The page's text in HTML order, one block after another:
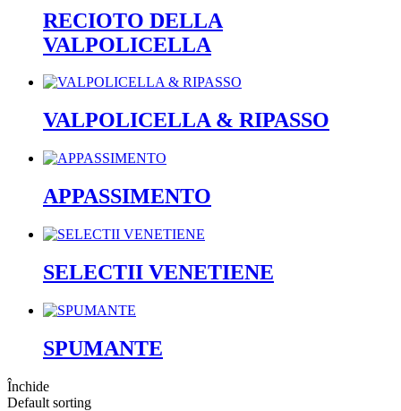
RECIOTO DELLA
VALPOLICELLA
VALPOLICELLA & RIPASSO
APPASSIMENTO
SELECTII VENETIENE
SPUMANTE
Închide
Default sorting